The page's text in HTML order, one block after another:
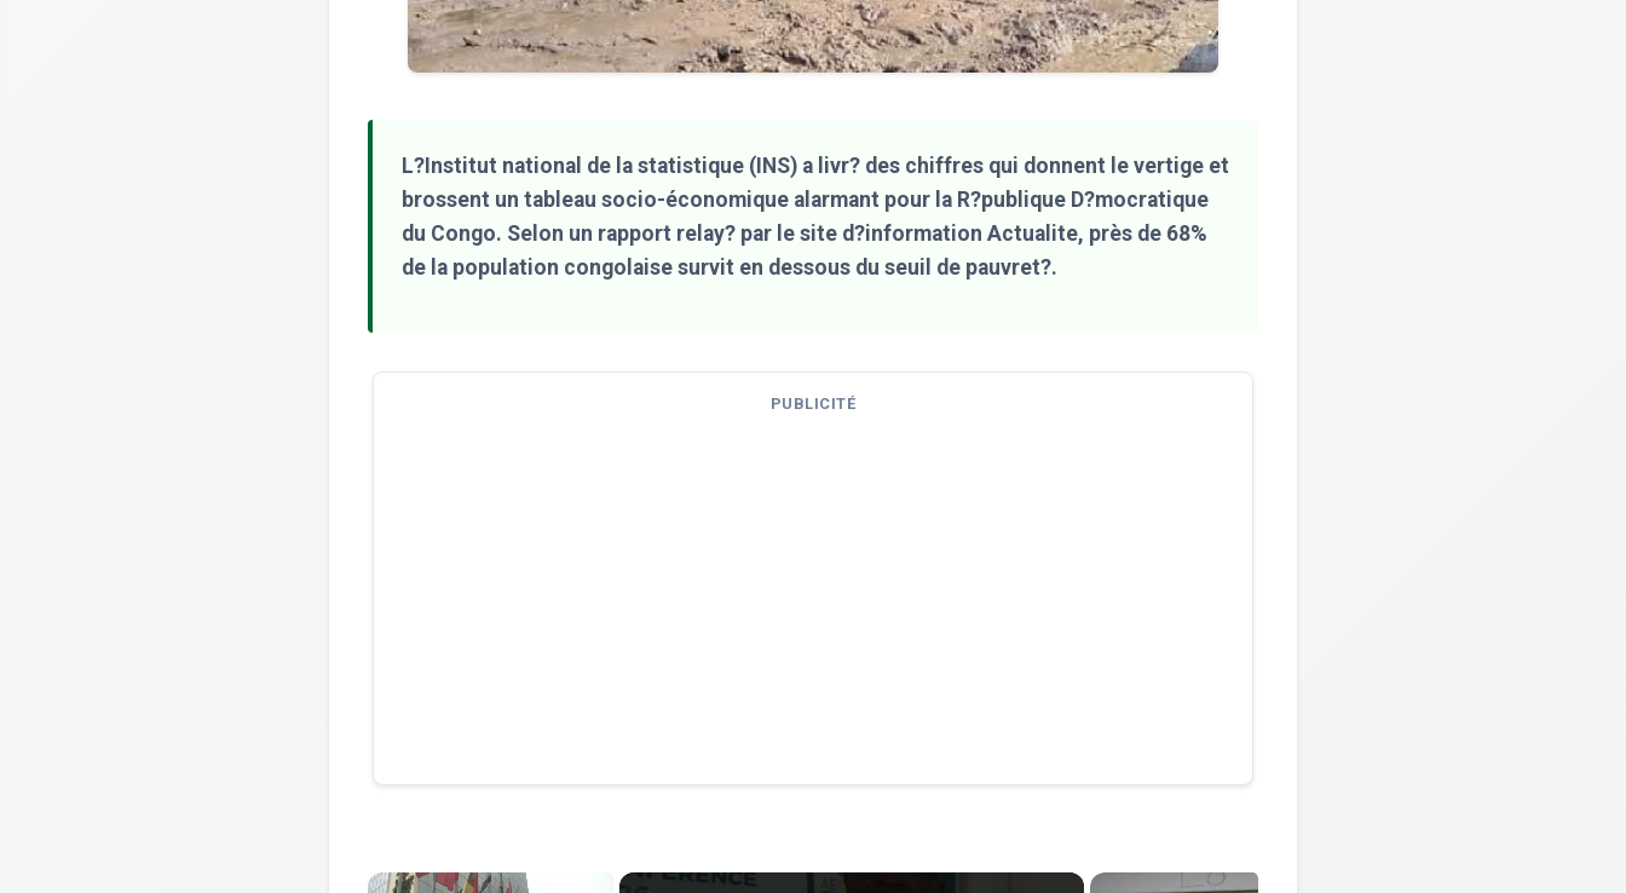
L?Institut national de la statistique (INS) a livr? des chiffres qui donnent le vertige et
brossent un tableau socio-économique alarmant pour la R?publique D?mocratique
du Congo. Selon un rapport relay? par le site d?information Actualite, près de 68%
de la population congolaise survit en dessous du seuil de pauvret?.
PUBLICITÉ